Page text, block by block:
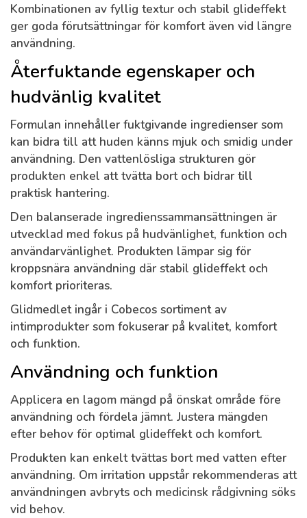
Kombinationen av fyllig textur och stabil glideffekt
ger goda förutsättningar för komfort även vid längre
användning.
Återfuktande egenskaper och
hudvänlig kvalitet
Formulan innehåller fuktgivande ingredienser som
kan bidra till att huden känns mjuk och smidig under
användning. Den vattenlösliga strukturen gör
produkten enkel att tvätta bort och bidrar till
praktisk hantering.
Den balanserade ingredienssammansättningen är
utvecklad med fokus på hudvänlighet, funktion och
användarvänlighet. Produkten lämpar sig för
kroppsnära användning där stabil glideffekt och
komfort prioriteras.
Glidmedlet ingår i Cobecos sortiment av
intimprodukter som fokuserar på kvalitet, komfort
och funktion.
Användning och funktion
Applicera en lagom mängd på önskat område före
användning och fördela jämnt. Justera mängden
efter behov för optimal glideffekt och komfort.
Produkten kan enkelt tvättas bort med vatten efter
användning. Om irritation uppstår rekommenderas att
användningen avbryts och medicinsk rådgivning söks
vid behov.